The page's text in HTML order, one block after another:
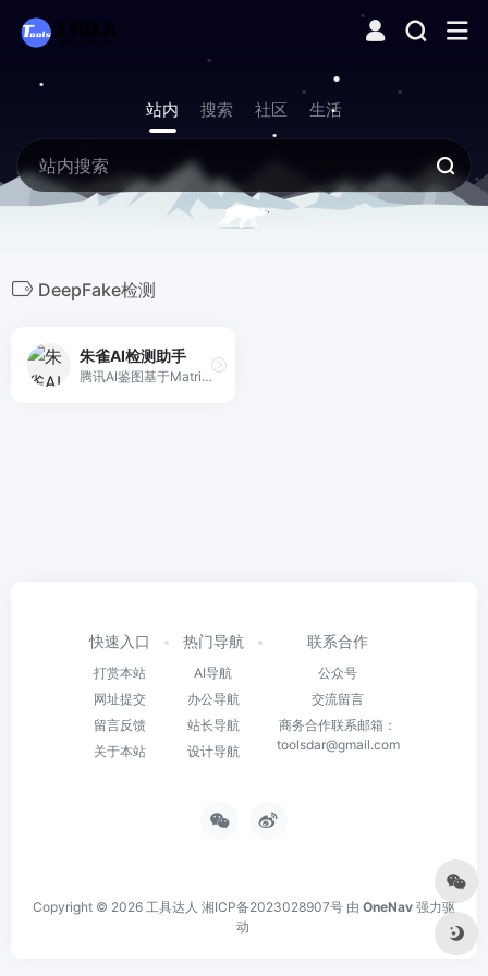
站内 搜索 社区 生活
DeepFake检测
朱雀AI检测助手
腾讯AI鉴图基于Matrix实验室算法，一键识别图片是否被AI生成、PS合成，无需注册，免费在线使用。
快速入口
打赏本站
网址提交
留言反馈
关于本站
热门导航
AI导航
办公导航
站长导航
设计导航
联系合作
公众号
交流留言
商务合作联系邮箱：
toolsdar@gmail.com
Copyright © 2026 工具达人 湘ICP备2023028907号 由 OneNav 强力驱
动